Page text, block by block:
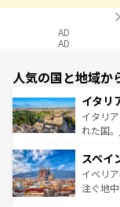
AD
AD
人気の国と地域か
イタリ
イタリ
れた国。
ろん、
景など
ピザや
スペイ
イベリ
注ぐ地